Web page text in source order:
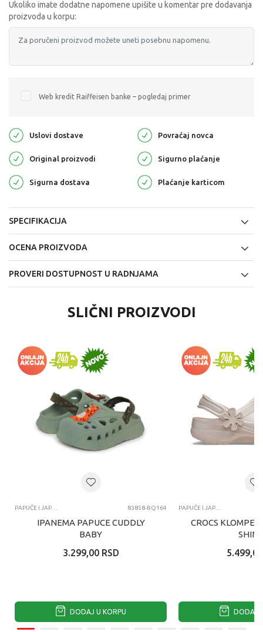
Ukoliko imate dodatne napomene upišite u komentar pre dodavanja
proizvoda u korpu:
Web kredit Raiffeisen banke – pogledaj primer
Uslovi dostave Povraćaj novca
Original proizvodi Sigurno plaćanje
Sigurna dostava Plaćanje karticom
SPECIFIKACIJA
OCENA PROIZVODA
PROVERI DOSTUPNOST U RADNJAMA
SLIČNI PROIZVODI
83858-BQ164
IPANEMA PAPUCE CUDDLY
BABY
3.299,00 RSD
DODAJ U KORPU
CROCS KLOMPE
5.499,00
DODAJ